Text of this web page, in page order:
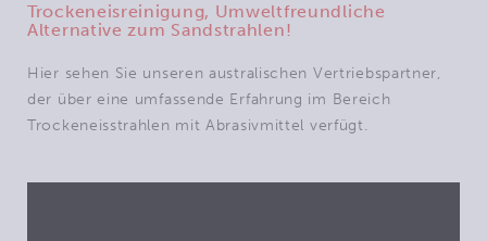
Trockeneisreinigung, Umweltfreundliche
Alternative zum Sandstrahlen!
Hier sehen Sie unseren australischen Vertriebspartner,
der über eine umfassende Erfahrung im Bereich
Trockeneisstrahlen mit Abrasivmittel verfügt.